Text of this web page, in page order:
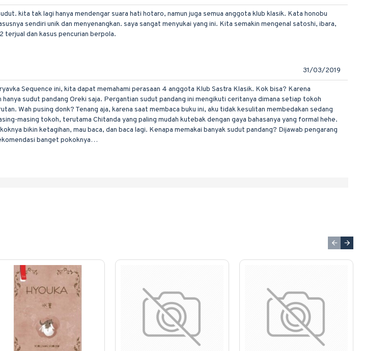
kita tak lagi hanya mendengar suara hati hotaro, namun juga semua anggota klub klasik. Kata honobu
sendiri unik dan menyenangkan. saya sangat menyukai yang ini. Kita semakin mengenal satoshi, ibara,
terjual dan kasus pencurian berpola.
31/03/2019
Sequence ini, kita dapat memahami perasaan 4 anggota Klub Sastra Klasik. Kok bisa? Karena
sudut pandang Oreki saja. Pergantian sudut pandang ini mengikuti ceritanya dimana setiap tokoh
Wah pusing donk? Tenang aja, karena saat membaca buku ini, aku tidak kesulitan membedakan sedang
masing tokoh, terutama Chitanda yang paling mudah kutebak dengan gaya bahasanya yang formal hehe.
bikin ketagihan, mau baca, dan baca lagi. Kenapa memakai banyak sudut pandang? Dijawab pengarang
banget pokoknya…